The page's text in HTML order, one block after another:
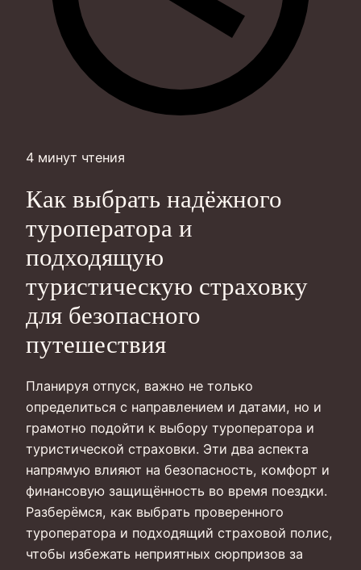
4 минут чтения
Как выбрать надёжного
туроператора и
подходящую
туристическую страховку
для безопасного
путешествия
Планируя отпуск, важно не только
определиться с направлением и датами, но и
грамотно подойти к выбору туроператора и
туристической страховки. Эти два аспекта
напрямую влияют на безопасность, комфорт и
финансовую защищённость во время поездки.
Разберёмся, как выбрать проверенного
туроператора и подходящий страховой полис,
чтобы избежать неприятных сюрпризов за